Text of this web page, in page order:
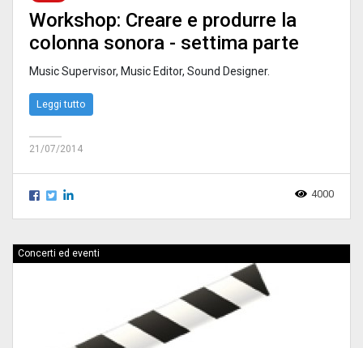
Workshop: Creare e produrre la
colonna sonora - settima parte
Music Supervisor, Music Editor, Sound Designer.
Leggi tutto
21/07/2014
4000
Concerti ed eventi